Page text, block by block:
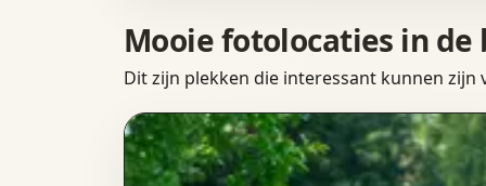
Mooie fotolocaties in de
Dit zijn plekken die interessant kunnen